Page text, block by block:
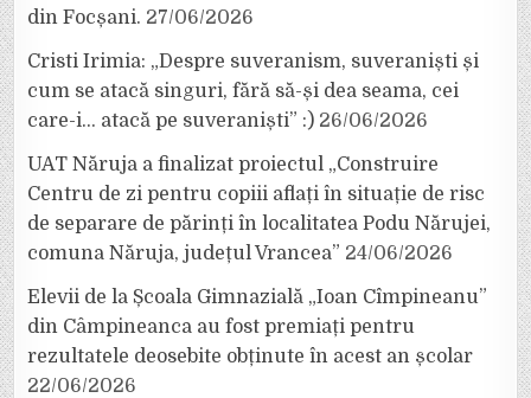
din Focșani. 27/06/2026
Cristi Irimia: „Despre suveranism, suveraniști și
cum se atacă singuri, fără să-și dea seama, cei
care-i… atacă pe suveraniști” :) 26/06/2026
UAT Năruja a finalizat proiectul „Construire
Centru de zi pentru copiii aflați în situație de risc
de separare de părinți în localitatea Podu Nărujei,
comuna Năruja, județul Vrancea” 24/06/2026
Elevii de la Școala Gimnazială „Ioan Cîmpineanu”
din Câmpineanca au fost premiați pentru
rezultatele deosebite obținute în acest an școlar
22/06/2026